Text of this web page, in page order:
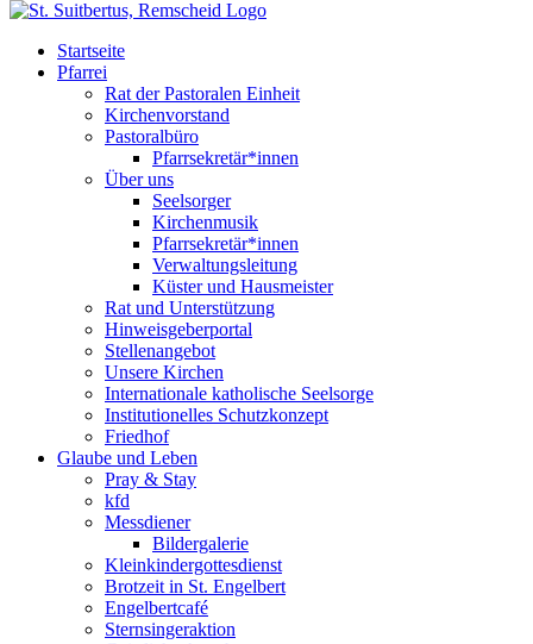
Startseite
Pfarrei
Rat der Pastoralen Einheit
Kirchenvorstand
Pastoralbüro
Pfarrsekretär*innen
Über uns
Seelsorger
Kirchenmusik
Pfarrsekretär*innen
Verwaltungsleitung
Küster und Hausmeister
Rat und Unterstützung
Hinweisgeberportal
Stellenangebot
Unsere Kirchen
Internationale katholische Seelsorge
Institutionelles Schutzkonzept
Friedhof
Glaube und Leben
Pray & Stay
kfd
Messdiener
Bildergalerie
Kleinkindergottesdienst
Brotzeit in St. Engelbert
Engelbertcafé
Sternsingeraktion